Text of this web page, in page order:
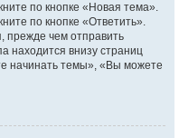
по кнопке «Новая тема».
по кнопке «Ответить».
прежде чем отправить
находится внизу страниц
начинать темы», «Вы можете